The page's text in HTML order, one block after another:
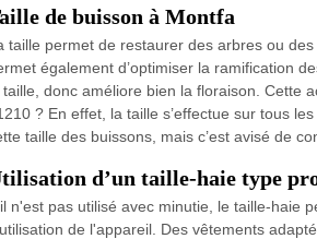
de buisson à Montfa
taille permet de restaurer des arbres ou
également d’optimiser la ramification
taille, donc améliore bien la floraison. Cette
? En effet, la taille s’effectue sur tous
taille des buissons, mais c’est avisé de
d’un taille-haie type
n'est pas utilisé avec minutie, le taille-haie
de l'appareil. Des vêtements